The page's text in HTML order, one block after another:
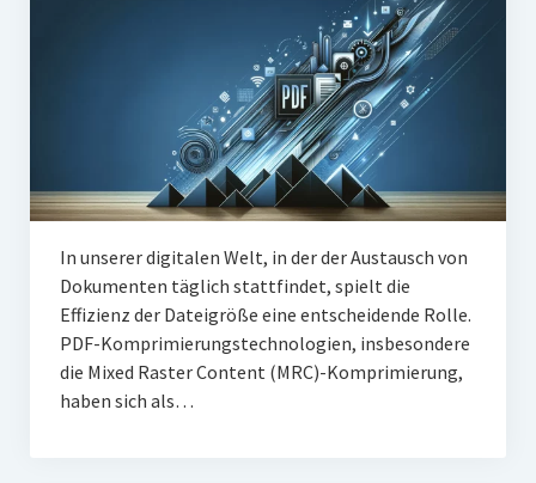
In unserer digitalen Welt, in der der Austausch von
Dokumenten täglich stattfindet, spielt die
Effizienz der Dateigröße eine entscheidende Rolle.
PDF-Komprimierungstechnologien, insbesondere
die Mixed Raster Content (MRC)-Komprimierung,
haben sich als…